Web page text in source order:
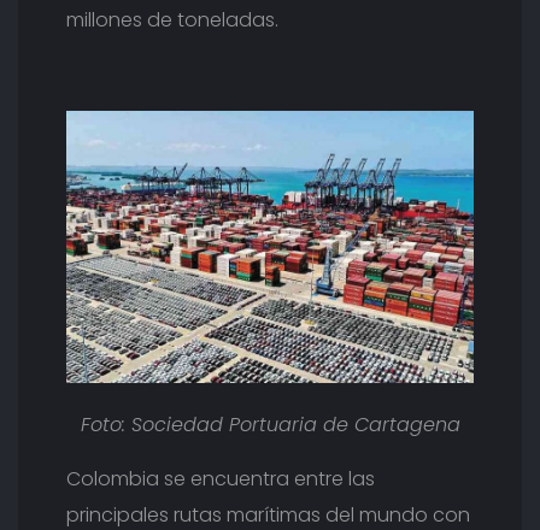
millones de toneladas.
Foto: Sociedad Portuaria de Cartagena
Colombia se encuentra entre las
principales rutas marítimas del mundo con